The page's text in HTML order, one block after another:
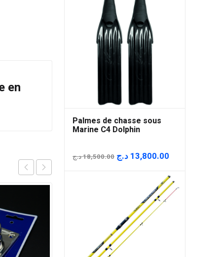
en
Palmes de chasse sous
Marine C4 Dolphin
18,500.00د.ج
Le 13,800.00 د.ج
actuel
est :